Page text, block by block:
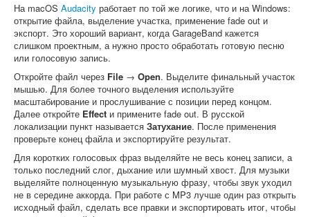
На macOS Audacity работает по той же логике, что и на Windows:
открытие файла, выделение участка, применение fade out и
экспорт. Это хороший вариант, когда GarageBand кажется
слишком проектным, а нужно просто обработать готовую песню
или голосовую запись.
Откройте файл через File → Open. Выделите финальный участок
мышью. Для более точного выделения используйте
масштабирование и прослушивание с позиции перед концом.
Далее откройте Effect и примените fade out. В русской
локализации пункт называется Затухание. После применения
проверьте конец файла и экспортируйте результат.
Для коротких голосовых фраз выделяйте не весь конец записи, а
только последний слог, дыхание или шумный хвост. Для музыки
выделяйте полноценную музыкальную фразу, чтобы звук уходил
не в середине аккорда. При работе с MP3 лучше один раз открыть
исходный файл, сделать все правки и экспортировать итог, чтобы